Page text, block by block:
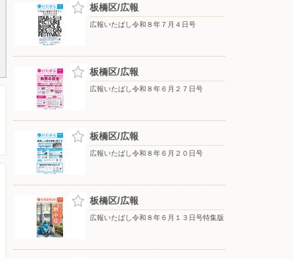
板橋区/広報
広報いたばし令和８年７月４日号
板橋区/広報
広報いたばし令和８年６月２７日号
板橋区/広報
広報いたばし令和８年６月２０日号
板橋区/広報
広報いたばし令和８年６月１３日号特集版